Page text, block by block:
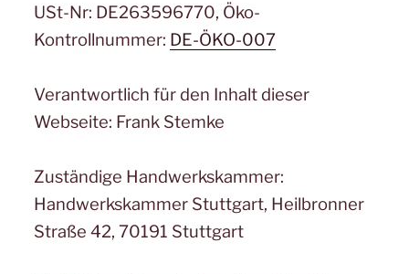
USt-Nr: DE263596770, Öko-
Kontrollnummer: DE-ÖKO-007
Verantwortlich für den Inhalt dieser
Webseite: Frank Stemke
Zuständige Handwerkskammer:
Handwerkskammer Stuttgart, Heilbronner
Straße 42, 70191 Stuttgart